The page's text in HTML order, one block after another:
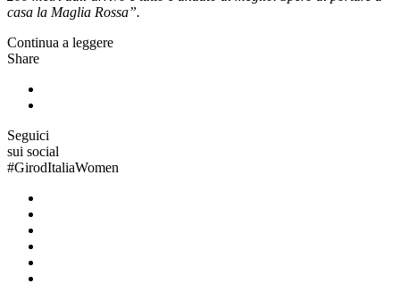
casa la Maglia Rossa”.
Continua a leggere
Share
Seguici
sui social
#GirodItaliaWomen